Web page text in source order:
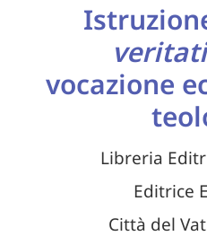
vocazione
Libreria
Editrice
Città del